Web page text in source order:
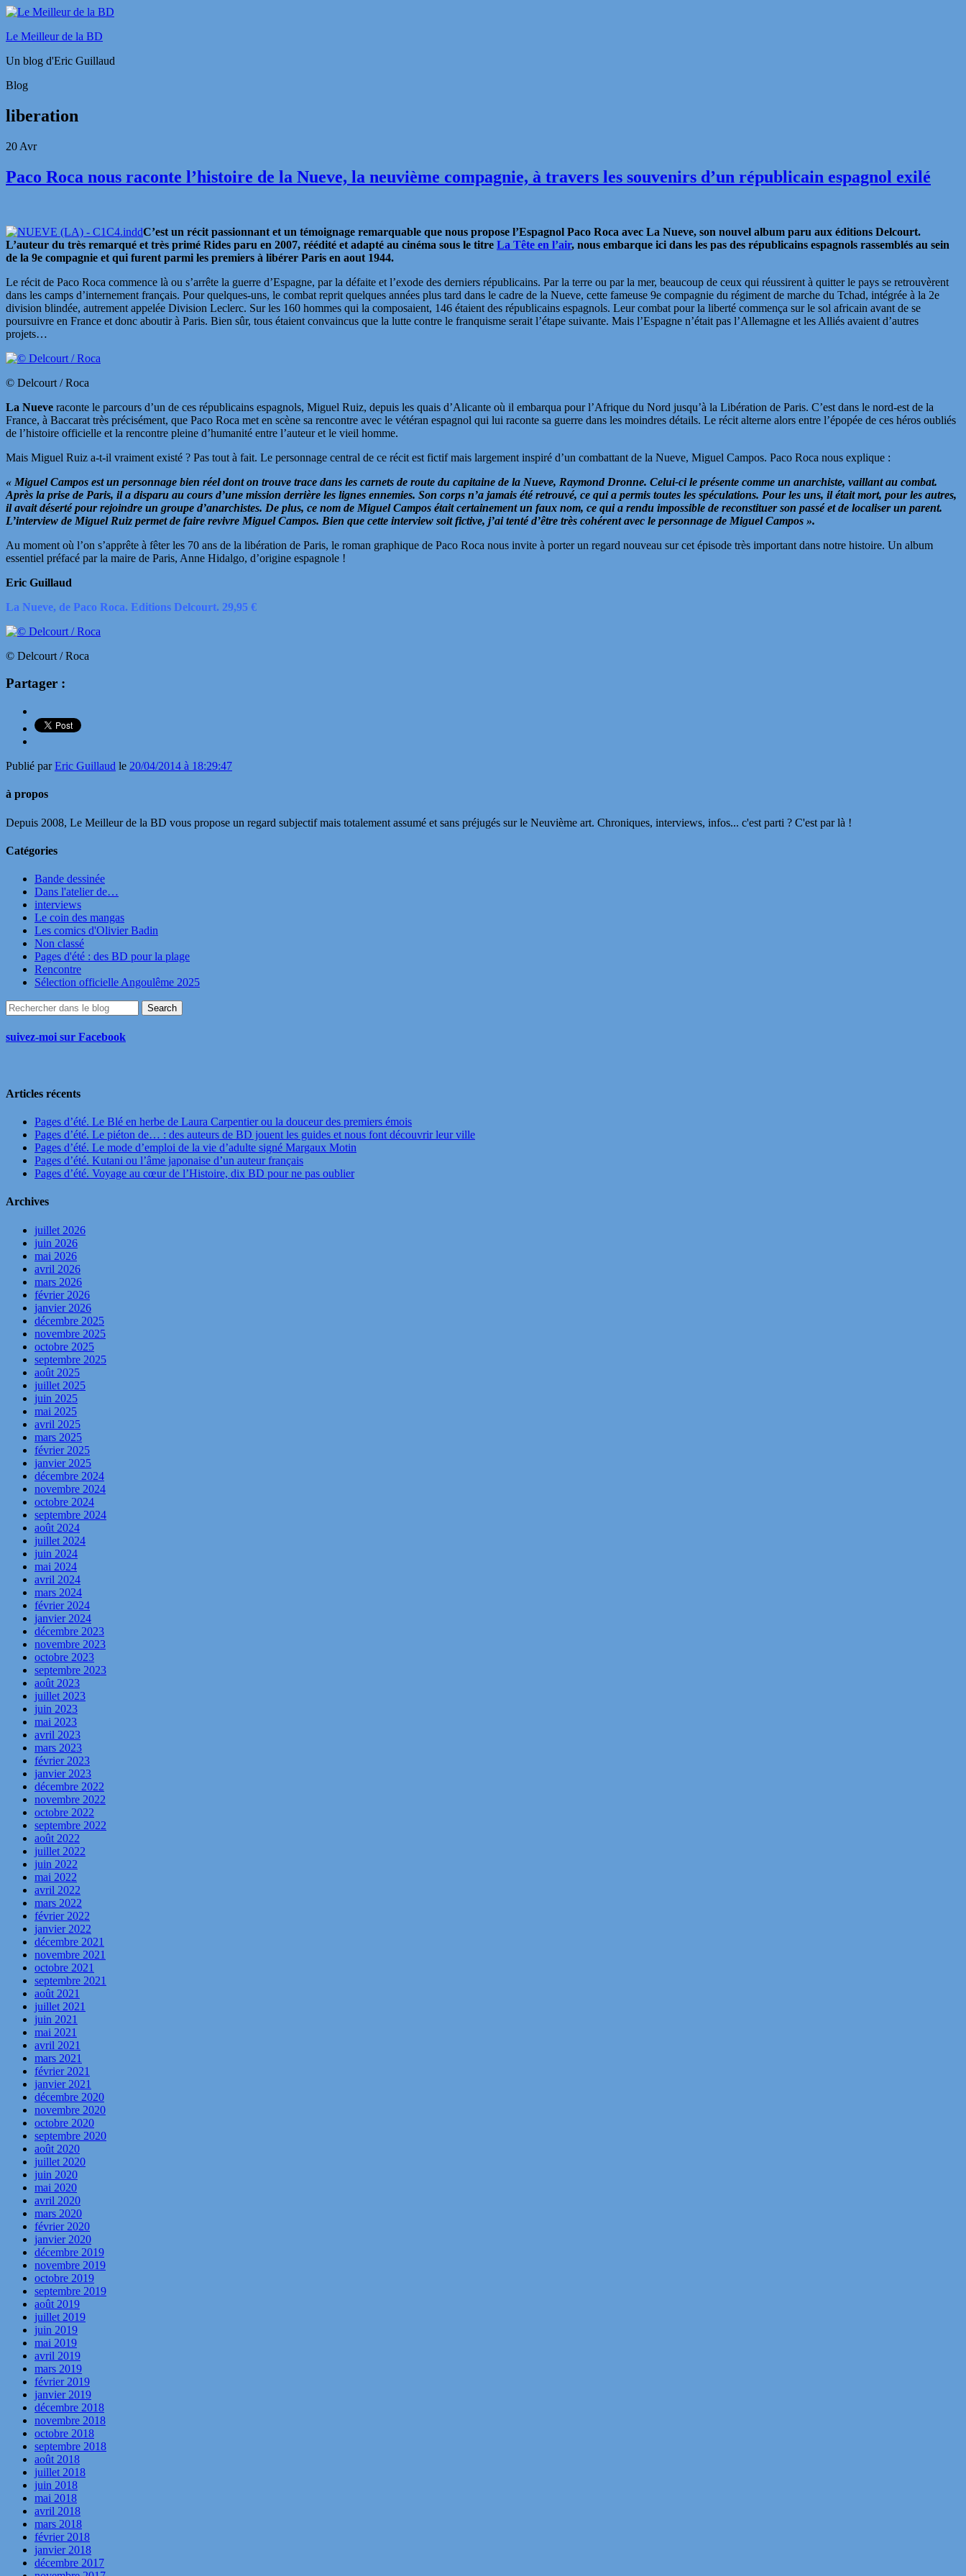
Le Meilleur de la BD
Un blog d'Eric Guillaud
Blog
liberation
20 Avr
Paco Roca nous raconte l’histoire de la Nueve, la neuvième compagnie, à travers les souvenirs d’un républicain espagnol exilé
C’est un récit passionnant et un témoignage remarquable que nous propose l’Espagnol Paco Roca avec La Nueve, son nouvel album paru aux éditions Delcourt.
L’auteur du très remarqué et très primé Rides paru en 2007, réédité et adapté au cinéma sous le titre La Tête en l’air, nous embarque ici dans les pas des républicains espagnols rassemblés au sein
de la 9e compagnie et qui furent parmi les premiers à libérer Paris en aout 1944.
Le récit de Paco Roca commence là ou s’arrête la guerre d’Espagne, par la défaite et l’exode des derniers républicains. Par la terre ou par la mer, beaucoup de ceux qui réussirent à quitter le pays se retrouvèrent
dans les camps d’internement français. Pour quelques-uns, le combat reprit quelques années plus tard dans le cadre de la Nueve, cette fameuse 9e compagnie du régiment de marche du Tchad, intégrée à la 2e
division blindée, autrement appelée Division Leclerc. Sur les 160 hommes qui la composaient, 146 étaient des républicains espagnols. Leur combat pour la liberté commença sur le sol africain avant de se
poursuivre en France et donc aboutir à Paris. Bien sûr, tous étaient convaincus que la lutte contre le franquisme serait l’étape suivante. Mais l’Espagne n’était pas l’Allemagne et les Alliés avaient d’autres
projets…
© Delcourt / Roca
La Nueve raconte le parcours d’un de ces républicains espagnols, Miguel Ruiz, depuis les quais d’Alicante où il embarqua pour l’Afrique du Nord jusqu’à la Libération de Paris. C’est dans le nord-est de la
France, à Baccarat très précisément, que Paco Roca met en scène sa rencontre avec le vétéran espagnol qui lui raconte sa guerre dans les moindres détails. Le récit alterne alors entre l’épopée de ces héros oubliés
de l’histoire officielle et la rencontre pleine d’humanité entre l’auteur et le vieil homme.
Mais Miguel Ruiz a-t-il vraiment existé ? Pas tout à fait. Le personnage central de ce récit est fictif mais largement inspiré d’un combattant de la Nueve, Miguel Campos. Paco Roca nous explique :
« Miguel Campos est un personnage bien réel dont on trouve trace dans les carnets de route du capitaine de la Nueve, Raymond Dronne. Celui-ci le présente comme un anarchiste, vaillant au combat.
Après la prise de Paris, il a disparu au cours d’une mission derrière les lignes ennemies. Son corps n’a jamais été retrouvé, ce qui a permis toutes les spéculations. Pour les uns, il était mort, pour les autres,
il avait déserté pour rejoindre un groupe d’anarchistes. De plus, ce nom de Miguel Campos était certainement un faux nom, ce qui a rendu impossible de reconstituer son passé et de localiser un parent.
L’interview de Miguel Ruiz permet de faire revivre Miguel Campos. Bien que cette interview soit fictive, j’ai tenté d’être très cohérent avec le personnage de Miguel Campos ».
Au moment où l’on s’apprête à fêter les 70 ans de la libération de Paris, le roman graphique de Paco Roca nous invite à porter un regard nouveau sur cet épisode très important dans notre histoire. Un album
essentiel préfacé par la maire de Paris, Anne Hidalgo, d’origine espagnole !
Eric Guillaud
La Nueve, de Paco Roca. Editions Delcourt. 29,95 €
© Delcourt / Roca
Partager :
Publié parEric Guillaud le 20/04/2014 à 18:29:47
à propos
Depuis 2008, Le Meilleur de la BD vous propose un regard subjectif mais totalement assumé et sans préjugés sur le Neuvième art. Chroniques, interviews, infos... c'est parti ? C'est par là !
Catégories
Bande dessinée
Dans l'atelier de…
interviews
Le coin des mangas
Les comics d'Olivier Badin
Non classé
Pages d'été : des BD pour la plage
Rencontre
Sélection officielle Angoulême 2025
suivez-moi sur Facebook
Articles récents
Pages d’été. Le Blé en herbe de Laura Carpentier ou la douceur des premiers émois
Pages d’été. Le piéton de… : des auteurs de BD jouent les guides et nous font découvrir leur ville
Pages d’été. Le mode d’emploi de la vie d’adulte signé Margaux Motin
Pages d’été. Kutani ou l’âme japonaise d’un auteur français
Pages d’été. Voyage au cœur de l’Histoire, dix BD pour ne pas oublier
Archives
juillet 2026
juin 2026
mai 2026
avril 2026
mars 2026
février 2026
janvier 2026
décembre 2025
novembre 2025
octobre 2025
septembre 2025
août 2025
juillet 2025
juin 2025
mai 2025
avril 2025
mars 2025
février 2025
janvier 2025
décembre 2024
novembre 2024
octobre 2024
septembre 2024
août 2024
juillet 2024
juin 2024
mai 2024
avril 2024
mars 2024
février 2024
janvier 2024
décembre 2023
novembre 2023
octobre 2023
septembre 2023
août 2023
juillet 2023
juin 2023
mai 2023
avril 2023
mars 2023
février 2023
janvier 2023
décembre 2022
novembre 2022
octobre 2022
septembre 2022
août 2022
juillet 2022
juin 2022
mai 2022
avril 2022
mars 2022
février 2022
janvier 2022
décembre 2021
novembre 2021
octobre 2021
septembre 2021
août 2021
juillet 2021
juin 2021
mai 2021
avril 2021
mars 2021
février 2021
janvier 2021
décembre 2020
novembre 2020
octobre 2020
septembre 2020
août 2020
juillet 2020
juin 2020
mai 2020
avril 2020
mars 2020
février 2020
janvier 2020
décembre 2019
novembre 2019
octobre 2019
septembre 2019
août 2019
juillet 2019
juin 2019
mai 2019
avril 2019
mars 2019
février 2019
janvier 2019
décembre 2018
novembre 2018
octobre 2018
septembre 2018
août 2018
juillet 2018
juin 2018
mai 2018
avril 2018
mars 2018
février 2018
janvier 2018
décembre 2017